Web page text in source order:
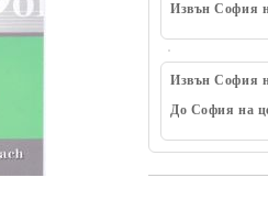
Извън София
Извън София
До София на